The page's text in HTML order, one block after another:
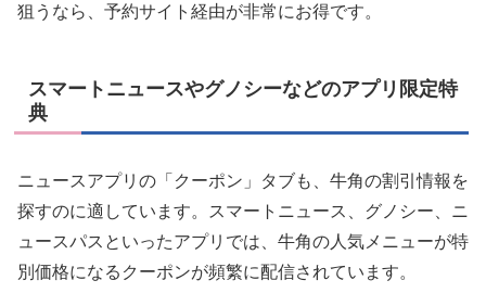
狙うなら、予約サイト経由が非常にお得です。
スマートニュースやグノシーなどのアプリ限定特
典
ニュースアプリの「クーポン」タブも、牛角の割引情報を
探すのに適しています。スマートニュース、グノシー、ニ
ュースパスといったアプリでは、牛角の人気メニューが特
別価格になるクーポンが頻繁に配信されています。